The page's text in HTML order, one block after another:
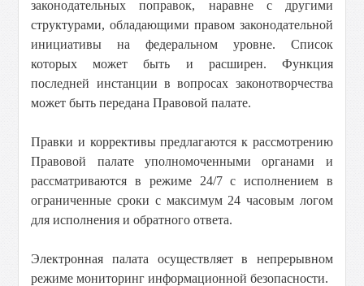
законодательных поправок, наравне с другими
структурами, обладающими правом законодательной
инициативы на федеральном уровне. Список
которых может быть и расширен. Функция
последней инстанции в вопросах законотворчества
может быть передана Правовой палате.
Правки и коррективы предлагаются к рассмотрению
Правовой палате уполномоченными органами и
рассматриваются в режиме 24/7 с исполнением в
ограниченные сроки с максимум 24 часовым логом
для исполнения и обратного ответа.
Электронная палата осуществляет в непрерывном
режиме мониторинг информационной безопасности.